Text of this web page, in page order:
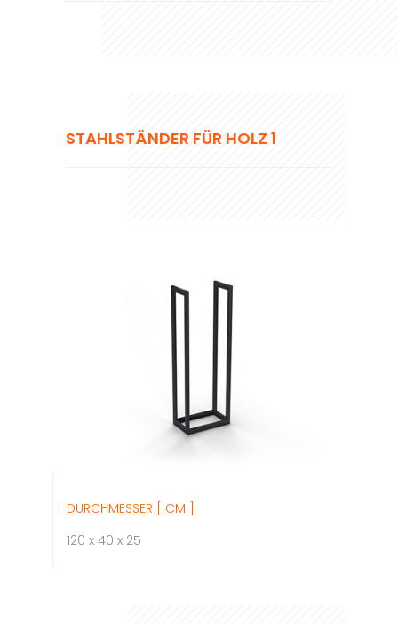
STAHLSTÄNDER FÜR HOLZ 1
DURCHMESSER [ CM ]
120 x 40 x 25